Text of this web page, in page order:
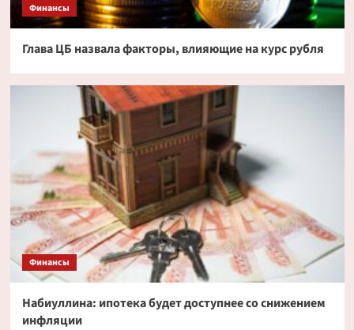
Финансы
Глава ЦБ назвала факторы, влияющие на курс рубля
Финансы
Набиуллина: ипотека будет доступнее со снижением
инфляции